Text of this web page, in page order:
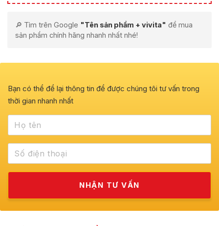
🔎 Tìm trên Google "Tên sản phẩm + vivita" để mua
sản phẩm chính hãng nhanh nhất nhé!
Bạn có thể để lại thông tin để được chúng tôi tư vấn trong
thời gian nhanh nhất